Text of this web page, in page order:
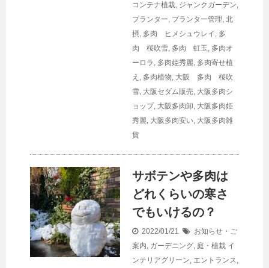
コンテナ植栽, ジャンクガーデン,
プランター, プランター管理, 北
摂, 多肉 ヒメシュウレイ , 多
肉 桜吹雪, 多肉 虹玉, 多肉オ
ーロラ , 多肉姫秀麗, 多肉寄せ植
え , 多肉植物, 大阪 多肉 桜吹
雪, 大阪セダム販売, 大阪多肉シ
ョップ, 大阪多肉卸, 大阪多肉姫
秀麗, 大阪多肉安い, 大阪多肉雑
貨
サボテンや多肉は
どれくらいの寒さ
でもいけるの？
2022/01/21
お知らせ・ご
案内, ガーデニング, 庭・植栽 イ
ンテリアグリーン, エントランス,